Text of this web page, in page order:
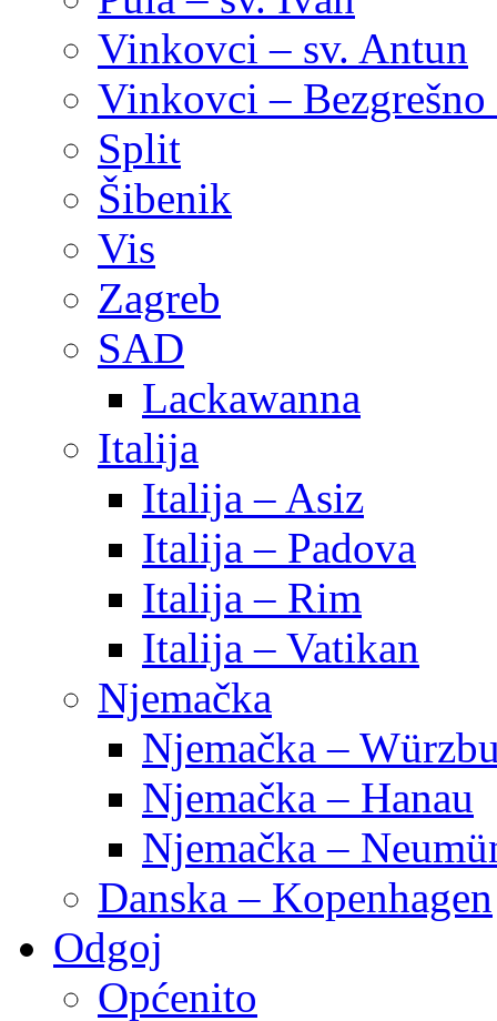
Vinkovci – sv. Antun
Vinkovci –
Split
Šibenik
Vis
Zagreb
SAD
Lackawanna
Italija
Italija – Asiz
Italija – Padova
Italija – Rim
Italija – Vatikan
Njemačka
Njemačka –
Njemačka – Hanau
Njemačka –
Danska – Kopenhagen
Odgoj
Općenito